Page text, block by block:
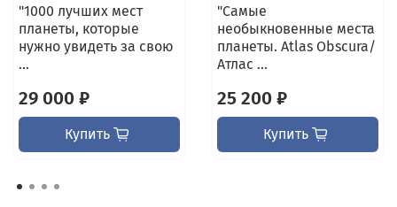
"1000 лучших мест
планеты, которые
нужно увидеть за свою
...
29 000 ₽
Купить
"Самые
необыкновенные места
планеты. Atlas Obscura/
Атлас ...
25 200 ₽
Купить